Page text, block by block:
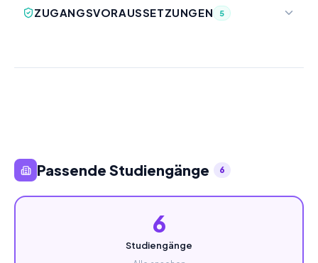
ZUGANGSVORAUSSETZUNGEN 5
Passende Studiengänge 6
6
Studiengänge